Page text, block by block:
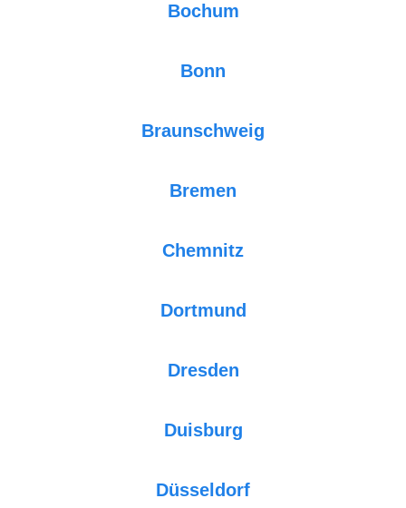
Bochum
Bonn
Braunschweig
Bremen
Chemnitz
Dortmund
Dresden
Duisburg
Düsseldorf